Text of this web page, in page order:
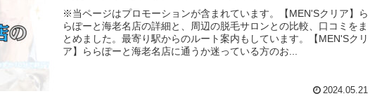
※当ページはプロモーションが含まれています。【MEN'Sクリア】ら
らぽーと海老名店の詳細と、周辺の脱毛サロンとの比較、口コミをま
とめました。最寄り駅からのルート案内もしています。【MEN'Sクリ
ア】ららぽーと海老名店に通うか迷っている方のお...
2024.05.21